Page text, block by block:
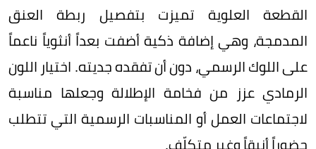
القطعة العلوية تميزت بتفصيل ربطة العنق
المدمجة، وهي إضافة ذكية أضفت بعداً أنثوياً ناعماً
على اللوك الرسمي، دون أن تفقده جديته. اختيار اللون
الرمادي عزز من فخامة الإطلالة وجعلها مناسبة
لاجتماعات العمل أو المناسبات الرسمية التي تتطلب